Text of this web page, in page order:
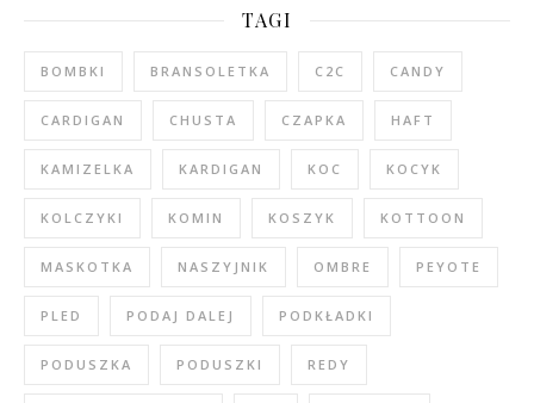
TAGI
BOMBKI BRANSOLETKA C2C CANDY
CARDIGAN CHUSTA CZAPKA HAFT
KAMIZELKA KARDIGAN KOC KOCYK
KOLCZYKI KOMIN KOSZYK KOTTOON
MASKOTKA NASZYJNIK OMBRE PEYOTE
PLED PODAJ DALEJ PODKŁADKI
PODUSZKA PODUSZKI REDY